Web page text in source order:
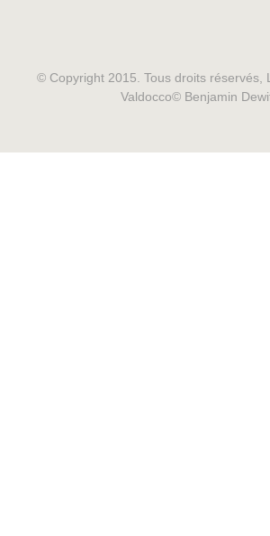
© Copyright 2015. Tous droits réservés,
Valdocco© Benjamin